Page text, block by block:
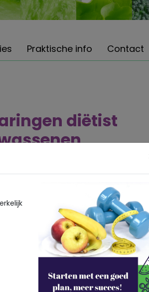
Praktische info Contact
diëtist
kinderen en volwassenen geholpen
anderen onze begeleiding ervaren?
met links naar zorgkaart.